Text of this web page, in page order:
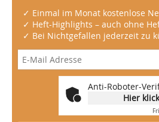
✓ Einmal im Monat kostenlose
✓ Heft-Highlights – auch ohne
✓ Bei Nichtgefallen jederzeit zu
Anti-Roboter-
Hier